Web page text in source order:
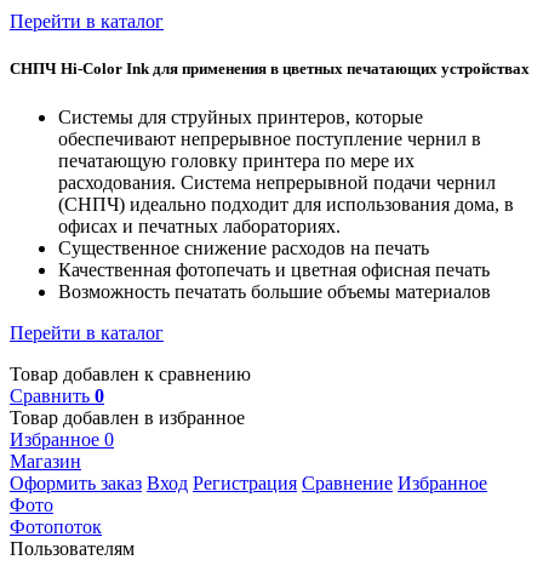
Перейти в каталог
СНПЧ Hi-Color Ink для применения в цветных печатающих устройствах
Системы для струйных принтеров, которые
обеспечивают непрерывное поступление чернил в
печатающую головку принтера по мере их
расходования. Система непрерывной подачи чернил
(СНПЧ) идеально подходит для использования дома, в
офисах и печатных лабораториях.
Существенное снижение расходов на печать
Качественная фотопечать и цветная офисная печать
Возможность печатать большие объемы материалов
Перейти в каталог
Товар добавлен к сравнению
Сравнить 0
Товар добавлен в избранное
Избранное 0
Магазин
Оформить заказ Вход Регистрация Сравнение Избранное
Фото
Фотопоток
Пользователям